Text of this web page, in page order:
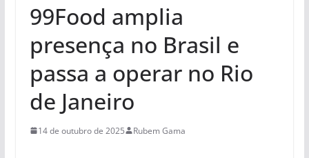
99Food amplia
presença no Brasil e
passa a operar no Rio
de Janeiro
14 de outubro de 2025 Rubem Gama